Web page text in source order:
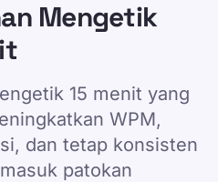
Mengetik
15 menit yang
WPM,
dan tetap konsisten
patokan